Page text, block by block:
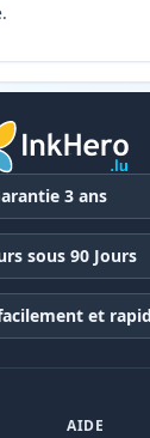
3 ans
sous 90 Jours
et
AIDE